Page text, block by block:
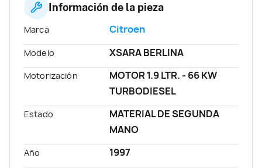
Información de la pieza
Marca Citroen
Modelo XSARA BERLINA
Motorización
MOTOR 1.9 LTR. - 66 KW
TURBODIESEL
Estado
MATERIAL DE SEGUNDA
MANO
Año 1997